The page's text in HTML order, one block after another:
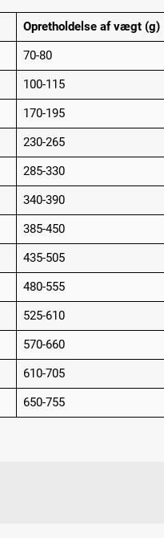
Opretholdelse af vægt (g)
70-80
100-115
170-195
230-265
285-330
340-390
385-450
435-505
480-555
525-610
570-660
610-705
650-755